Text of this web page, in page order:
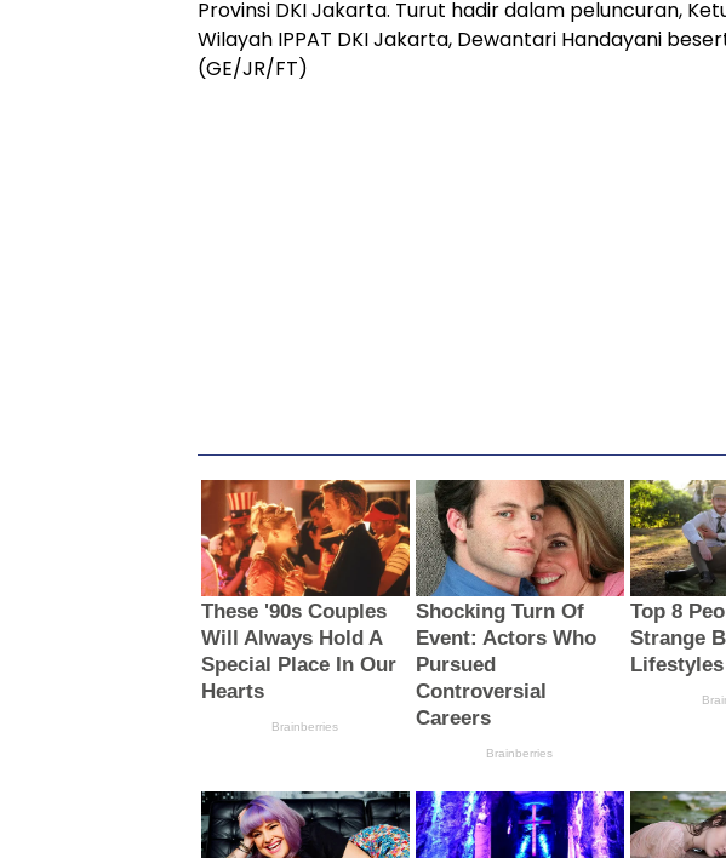
Provinsi DKI Jakarta. Turut hadir dalam peluncuran,
Wilayah IPPAT DKI Jakarta, Dewantari Handayani
(GE/JR/FT)